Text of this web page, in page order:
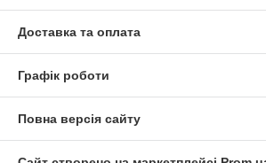
Доставка та оплата
Графік роботи
Повна версія сайту